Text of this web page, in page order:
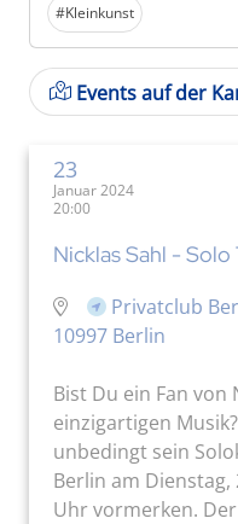
#Kleinkunst
Events auf der
23
Januar 2024
20:00
Nicklas Sahl -
Privatclub
10997 Berlin
Bist Du ein Fan von
einzigartigen
unbedingt sein
Berlin am Dienstag,
Uhr vormerken. Der